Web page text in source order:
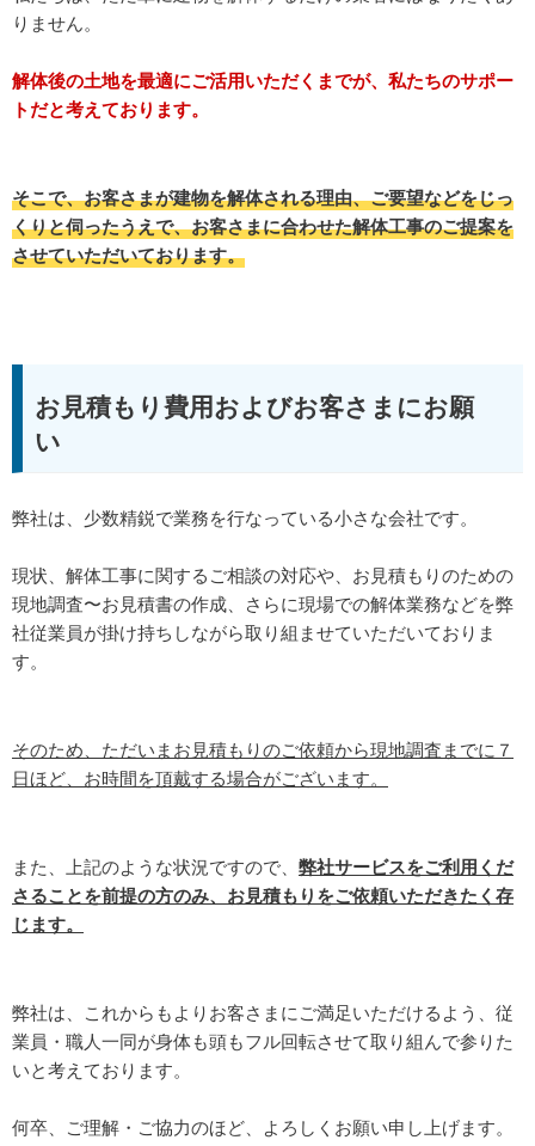
りません。
解体後の土地を最適にご活用いただくまでが、私たちのサポー
トだと考えております。
そこで、お客さまが建物を解体される理由、ご要望などをじっ
くりと伺ったうえで、お客さまに合わせた解体工事のご提案を
させていただいております。
お見積もり費用およびお客さまにお願
い
弊社は、少数精鋭で業務を行なっている小さな会社です。
現状、解体工事に関するご相談の対応や、お見積もりのための
現地調査〜お見積書の作成、さらに現場での解体業務などを弊
社従業員が掛け持ちしながら取り組ませていただいておりま
す。
そのため、ただいまお見積もりのご依頼から現地調査までに７
日ほど、お時間を頂戴する場合がございます。
また、上記のような状況ですので、 弊社サービスをご利用くだ
さることを前提の方のみ、お見積もりをご依頼いただきたく存
じます。
弊社は、これからもよりお客さまにご満足いただけるよう、従
業員・職人一同が身体も頭もフル回転させて取り組んで参りた
いと考えております。
何卒、ご理解・ご協力のほど、よろしくお願い申し上げます。